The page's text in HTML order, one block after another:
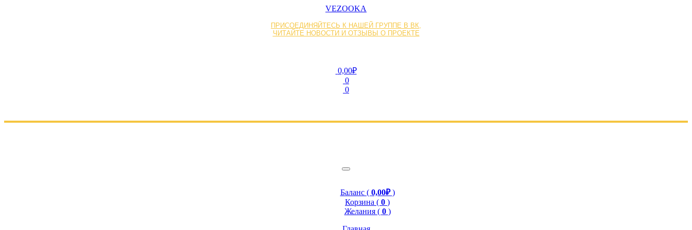
VEZOOKA
ПРИСОЕДИНЯЙТЕСЬ К НАШЕЙ ГРУППЕ В ВК,
ЧИТАЙТЕ НОВОСТИ И ОТЗЫВЫ О ПРОЕКТЕ
0,00₽
0
0
Баланс ( 0,00₽)
Корзина ( 0 )
Желания ( 0 )